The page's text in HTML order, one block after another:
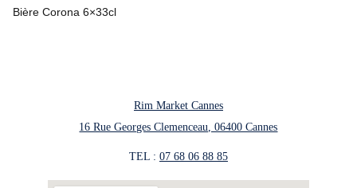
Bière Corona 6×33cl
Rim Market Cannes
16 Rue Georges Clemenceau, 06400 Cannes
TEL : 07 68 06 88 85